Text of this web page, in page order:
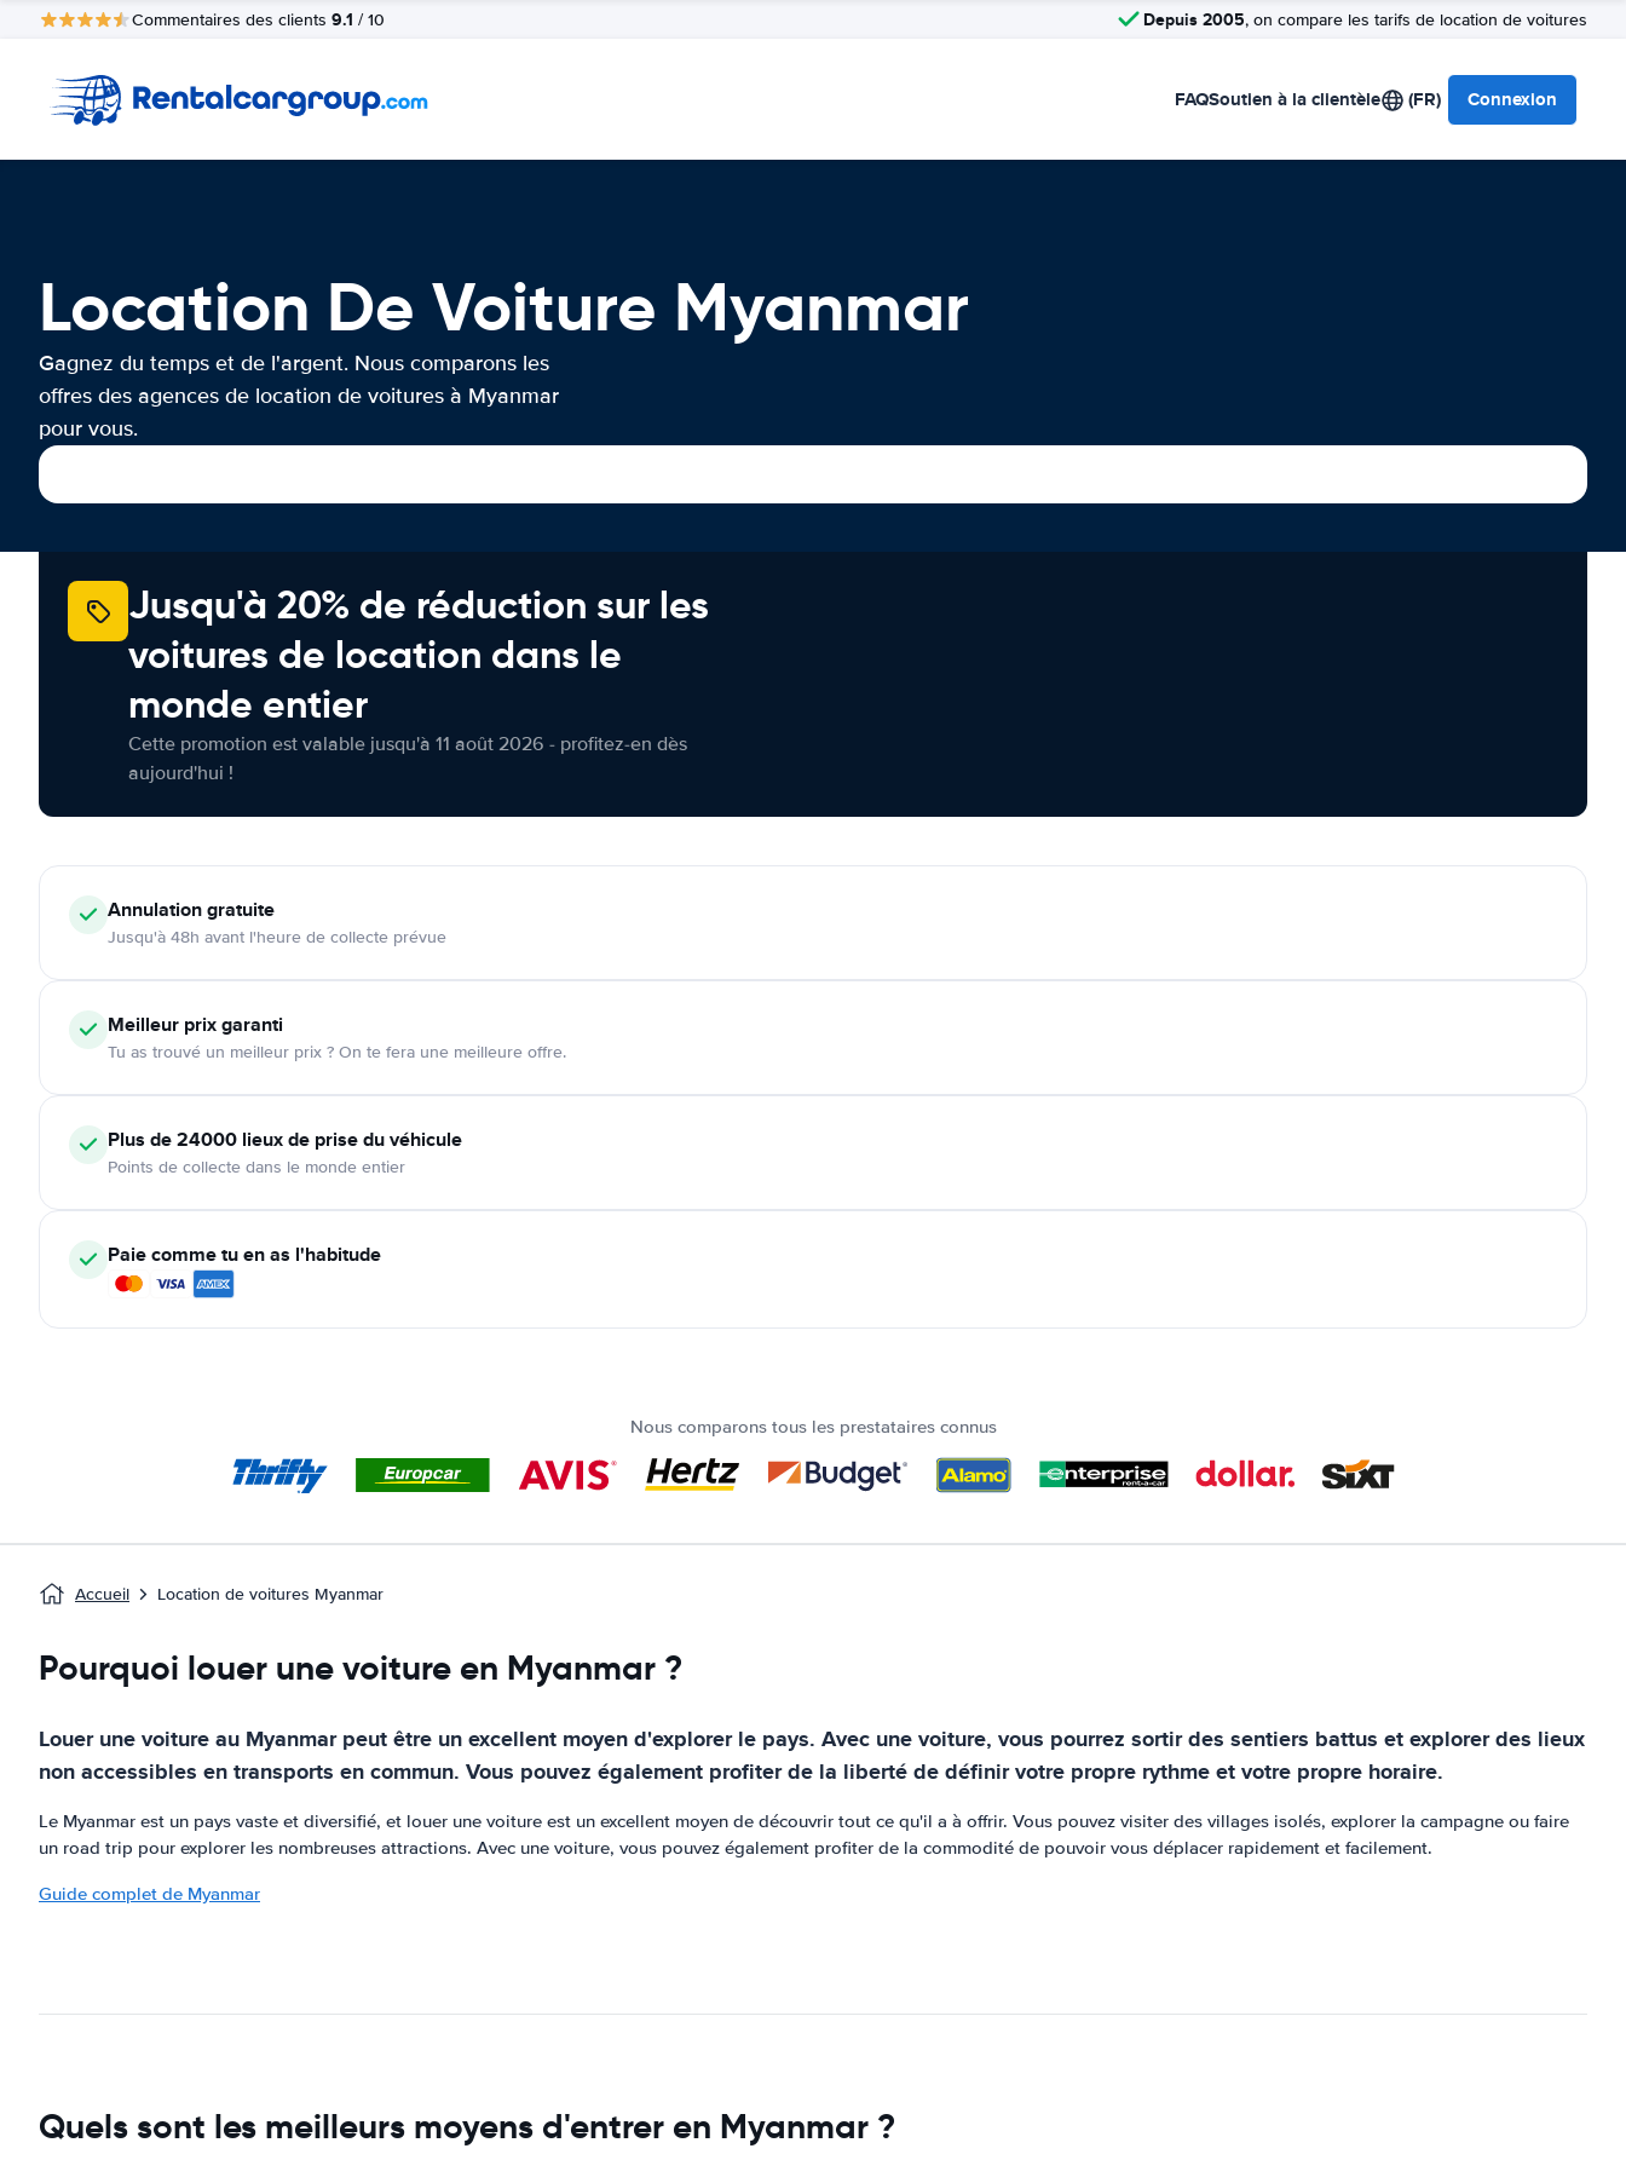
Commentaires des clients 9.1 / 10 Depuis 2005, on compare les tarifs de location de voitures
FAQSoutien à la clientèle (FR) Connexion
Location De Voiture Myanmar
Gagnez du temps et de l'argent. Nous comparons les
offres des agences de location de voitures à Myanmar
pour vous.
Jusqu'à 20% de réduction sur les
voitures de location dans le
monde entier
Cette promotion est valable jusqu'à 11 août 2026 - profitez-en dès
aujourd'hui !
Annulationgratuite
Jusqu'à 48h avant l'heure de collecte prévue
Meilleur prix garanti
Tu as trouvé un meilleur prix ? On te fera une meilleure offre.
Plus de 24000 lieux de prise du véhicule
Points de collecte dans le monde entier
Paie comme tu en as l'habitude
Nous comparons tous les prestataires connus
Accueil Location de voitures Myanmar
Pourquoi louer une voiture en Myanmar ?
Louer une voiture au Myanmar peut être un excellent moyen d'explorer le pays. Avec une voiture, vous pourrez sortir des sentiers battus et explorer des lieux
non accessibles en transports en commun. Vous pouvez également profiter de la liberté de définir votre propre rythme et votre propre horaire.
Le Myanmar est un pays vaste et diversifié, et louer une voiture est un excellent moyen de découvrir tout ce qu'il a à offrir. Vous pouvez visiter des villages isolés, explorer la campagne ou faire
un road trip pour explorer les nombreuses attractions. Avec une voiture, vous pouvez également profiter de la commodité de pouvoir vous déplacer rapidement et facilement.
Guide complet de Myanmar
Quels sont les meilleurs moyens d'entrer en Myanmar ?